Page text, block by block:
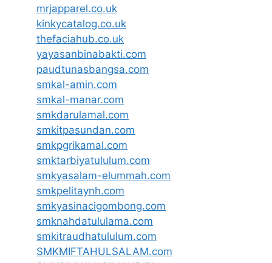
mrjapparel.co.uk
kinkycatalog.co.uk
thefaciahub.co.uk
yayasanbinabakti.com
paudtunasbangsa.com
smkal-amin.com
smkal-manar.com
smkdarulamal.com
smkitpasundan.com
smkpgrikamal.com
smktarbiyatululum.com
smkyasalam-elummah.com
smkpelitaynh.com
smkyasinacigombong.com
smknahdatululama.com
smkitraudhatululum.com
SMKMIFTAHULSALAM.com